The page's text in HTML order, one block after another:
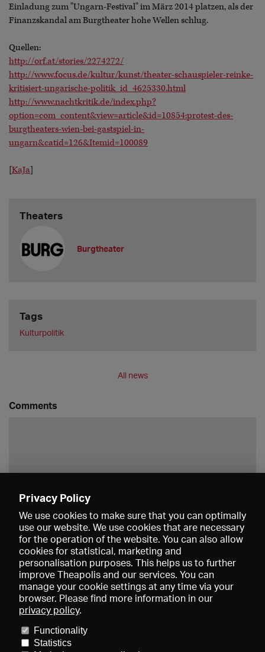
Einladung zum "Ungarn-Festival" im März 2014 platzen, als der
Finanzskandal am Burgtheater hohe Wellen schlug.
Quellen:
http://orf.at/stories/2274272/
http://www.focus.de/kultur/kunst/theater-schauspieler-reinke-
kritisiert-ungarische-politik_id_4625330.html
http://www.nachtkritik.de/index.php?
option=com_content&view=article&id=10854:protest-des-
burgtheaters-wien-bei-gastspiel-in-
ungarn&catid=126&Itemid=100089
[KaJa]
Theaters
Burgtheater
Tags
Kulturpolitik
All news
Comments
About us
Imprint
Privacy Policy
We use cookies to make sure that you can optimally
use our website. We use cookies that are necessary
for the operation of the website. You can also allow
cookies for statistical, marketing and
personalisation purposes. This helps us to further
improve Theapolis and our services. You can
manage your cookie settings at any time via your
browser. Please find more information in our
privacy policy.
Functionality
Statistics